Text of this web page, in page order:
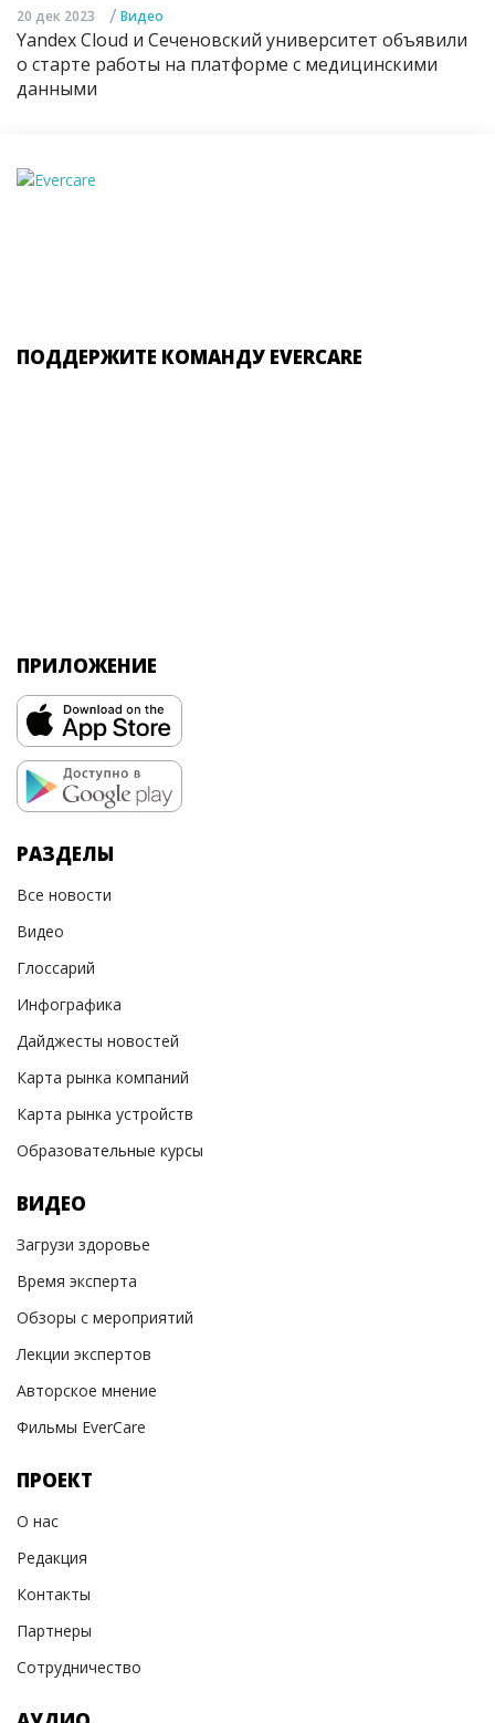
20 дек 2023 / Видео
Yandex Cloud и Сеченовский университет объявили
о старте работы на платформе с медицинскими
данными
ПОДДЕРЖИТЕ КОМАНДУ EVERCARE
ПРИЛОЖЕНИЕ
РАЗДЕЛЫ
Все новости
Видео
Глоссарий
Инфографика
Дайджесты новостей
Карта рынка компаний
Карта рынка устройств
Образовательные курсы
ВИДЕО
Загрузи здоровье
Время эксперта
Обзоры с мероприятий
Лекции экспертов
Авторское мнение
Фильмы EverCare
ПРОЕКТ
О нас
Редакция
Контакты
Партнеры
Сотрудничество